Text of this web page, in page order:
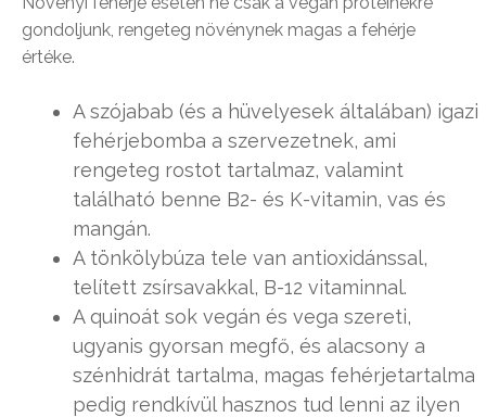
gondoljunk, rengeteg növénynek magas a fehérje
értéke.
A szójabab (és a hüvelyesek általában) igazi
fehérjebomba a szervezetnek, ami
rengeteg rostot tartalmaz, valamint
található benne B2- és K-vitamin, vas és
mangán.
A tönkölybúza tele van antioxidánssal,
telített zsírsavakkal, B-12 vitaminnal.
A quinoát sok vegán és vega szereti,
ugyanis gyorsan megfő, és alacsony a
szénhidrát tartalma, magas fehérjetartalma
pedig rendkívül hasznos tud lenni az ilyen